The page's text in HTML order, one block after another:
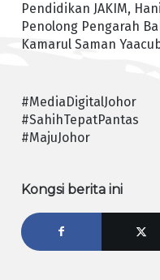
Pendidikan JAKIM,
Penolong Pengarah
Kamarul Saman
#MediaDigitalJohor
#SahihTepatPantas
#MajuJohor
Kongsi berita ini